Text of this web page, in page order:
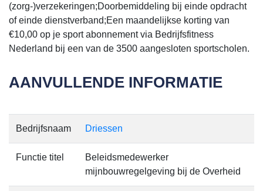
(zorg-)verzekeringen;Doorbemiddeling bij einde opdracht
of einde dienstverband;Een maandelijkse korting van
€10,00 op je sport abonnement via Bedrijfsfitness
Nederland bij een van de 3500 aangesloten sportscholen.
AANVULLENDE INFORMATIE
Bedrijfsnaam Driessen
Functie titel
Beleidsmedewerker
mijnbouwregelgeving bij de Overheid